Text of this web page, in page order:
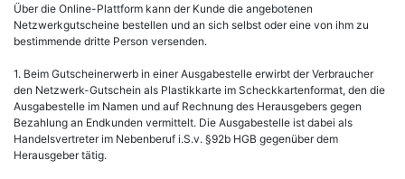
Über die Online-Plattform kann der Kunde die angebotenen
Netzwerkgutscheine bestellen und an sich selbst oder eine von ihm zu
bestimmende dritte Person versenden.
1. Beim Gutscheinerwerb in einer Ausgabestelle erwirbt der Verbraucher
den Netzwerk-Gutschein als Plastikkarte im Scheckkartenformat, den die
Ausgabestelle im Namen und auf Rechnung des Herausgebers gegen
Bezahlung an Endkunden vermittelt. Die Ausgabestelle ist dabei als
Handelsvertreter im Nebenberuf i.S.v. §92b HGB gegenüber dem
Herausgeber tätig.